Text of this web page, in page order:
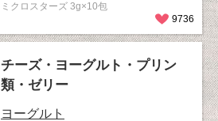
ミクロスターズ 3g×10包
9736
チーズ・ヨーグルト・プリン
類・ゼリー
ヨーグルト